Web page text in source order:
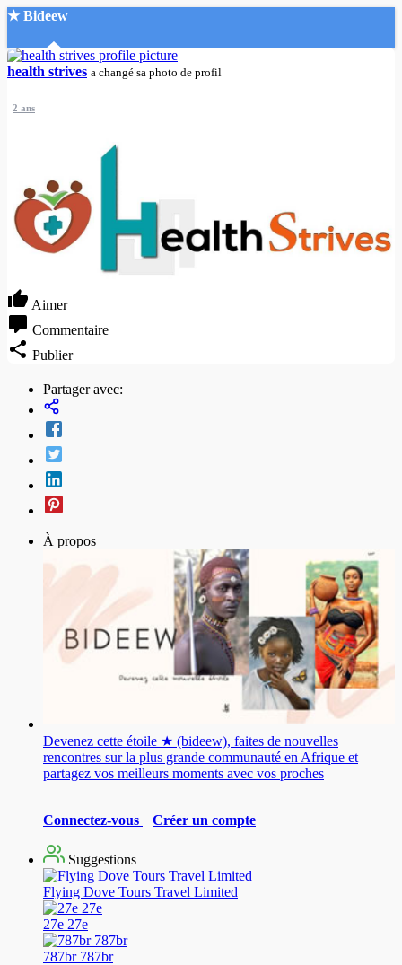
★ Bideew
Accueil
Recherche Avancée
Mon compte
health strives a changé sa photo de profil
2 ans
Aimer
Commentaire
Publier
Partager avec:
À propos
Devenez cette étoile ★ (bideew), faites de nouvelles
rencontres sur la plus grande communauté en Afrique et
partagez vos meilleurs moments avec vos proches
Connectez-vous | Créer un compte
Suggestions
Flying Dove Tours Travel Limited
27e 27e
787br 787br